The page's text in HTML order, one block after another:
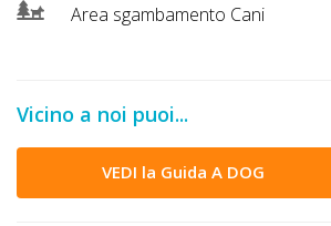
INFO
DOG
CHIEDI
Area sgambamento Cani
Vicino a noi puoi...
VEDI la Guida A DOG